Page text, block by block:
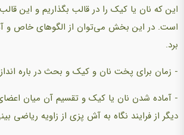
این که نان یا کیک را در قالب بگذاریم و این
است. در این بخش می‌توان از الگوهای خاص و
برد.
- زمان برای پخت نان و کیک و بحث در باره
- آماده شدن نان یا کیک و تقسیم آن میان
دیگر از فرایند نگاه به آش پزی از زاویه ریاضی